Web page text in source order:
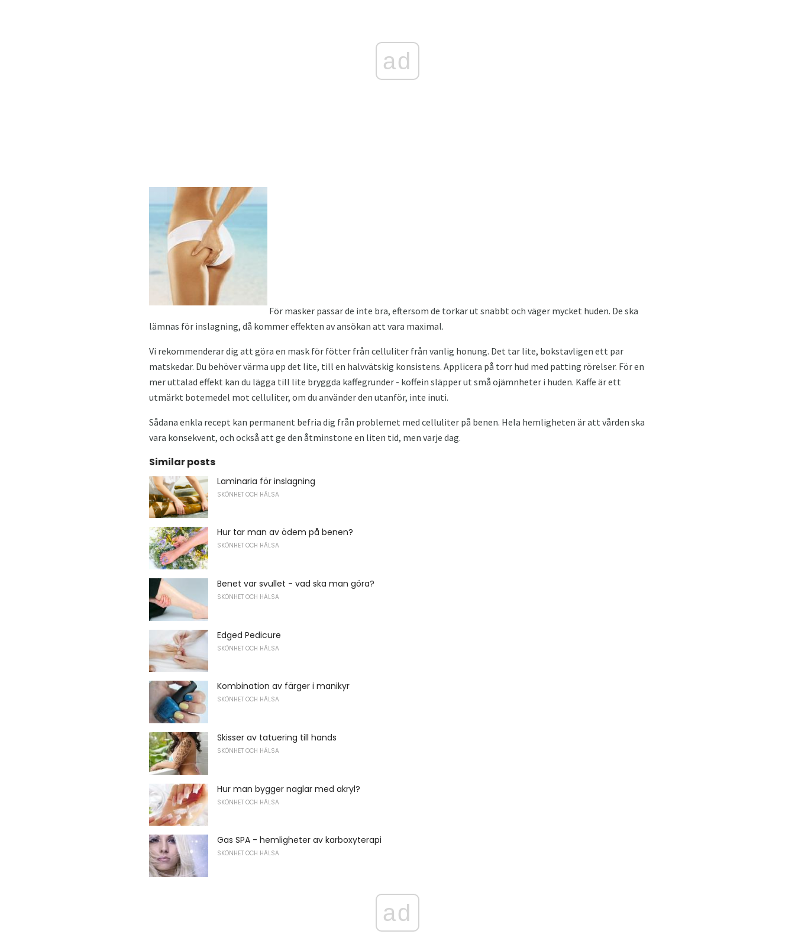
ad
För masker passar de inte bra, eftersom de torkar ut snabbt och väger mycket huden. De ska
lämnas för inslagning, då kommer effekten av ansökan att vara maximal.
Vi rekommenderar dig att göra en mask för fötter från celluliter från vanlig honung. Det tar lite, bokstavligen ett par
matskedar. Du behöver värma upp det lite, till en halvvätskig konsistens. Applicera på torr hud med patting rörelser. För en
mer uttalad effekt kan du lägga till lite bryggda kaffegrunder - koffein släpper ut små ojämnheter i huden. Kaffe är ett
utmärkt botemedel mot celluliter, om du använder den utanför, inte inuti.
Sådana enkla recept kan permanent befria dig från problemet med celluliter på benen. Hela hemligheten är att vården ska
vara konsekvent, och också att ge den åtminstone en liten tid, men varje dag.
Similar posts
Laminaria för inslagning
SKÖNHET OCH HÄLSA
Hur tar man av ödem på benen?
SKÖNHET OCH HÄLSA
Benet var svullet - vad ska man göra?
SKÖNHET OCH HÄLSA
Edged Pedicure
SKÖNHET OCH HÄLSA
Kombination av färger i manikyr
SKÖNHET OCH HÄLSA
Skisser av tatuering till hands
SKÖNHET OCH HÄLSA
Hur man bygger naglar med akryl?
SKÖNHET OCH HÄLSA
Gas SPA - hemligheter av karboxyterapi
SKÖNHET OCH HÄLSA
ad